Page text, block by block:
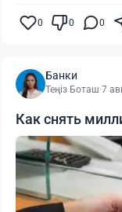
0 0 0
Банки
Теңіз Боташ·7
Как снять